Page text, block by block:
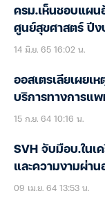
ครม.เห็นชอบแผน
ศูนย์สุขศาสตร์ ปี
14 มิ.ย. 65 16:02 น.
ออสเตรเลียเผยเ
บริการทางการแ
15 ก.ย. 64 10:16 น.
SVH จับมือบ.ในเ
และความงามผ่าน
09 เม.ย. 64 13:53 น.